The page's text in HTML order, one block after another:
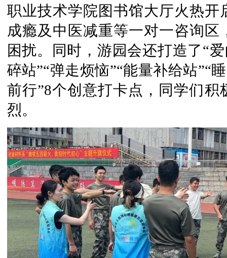
职业技术学院图书馆大厅火热
成瘾及中医减重等一对一咨询
困扰。同时，游园会还打造了“
碎站”“弹走烦恼”“能量补给站”“
前行”8个创意打卡点，同学们
烈。